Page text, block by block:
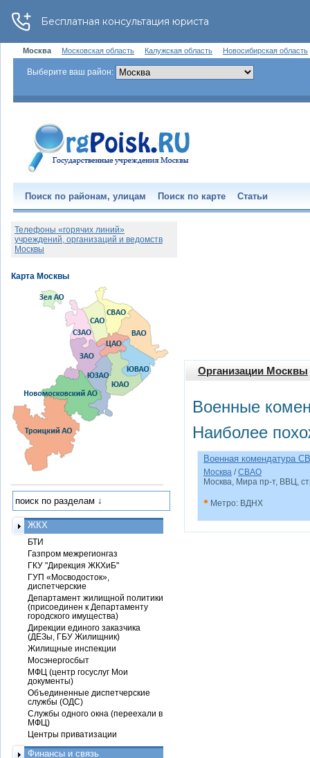
Москва Московская область Калужская область Новосибирская область
Выберите ваш район:
Поиск по районам, улицам Поиск по карте Статьи
Организации Москвы
Военные
Наиболее
Военная комендатура
Москва /СВАО
Москва, Мира пр-т, ВВЦ,
• Метро: ВДНХ
Телефоны «горячих линий»
учреждений, организаций и ведомств
Москвы
ЖКХ
БТИ
Газпром межрегионгаз
ГКУ "Дирекция ЖКХиБ"
ГУП «Мосводосток»,
диспетчерские
Департамент жилищной политики
(присоединен к Департаменту
городского имущества)
Дирекции единого заказчика
(ДЕЗы, ГБУ Жилищник)
Жилищные инспекции
Мосэнергосбыт
МФЦ (центр госуслуг Мои
документы)
Объединенные диспетчерские
службы (ОДС)
Службы одного окна (переехали в
МФЦ)
Центры приватизации
Финансы и связь